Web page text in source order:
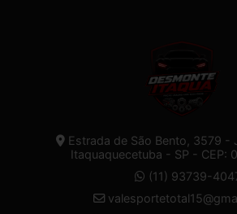
Estrada de São Bento, 3579 -
Itaquaquecetuba - SP - CEP:
(11) 93739-